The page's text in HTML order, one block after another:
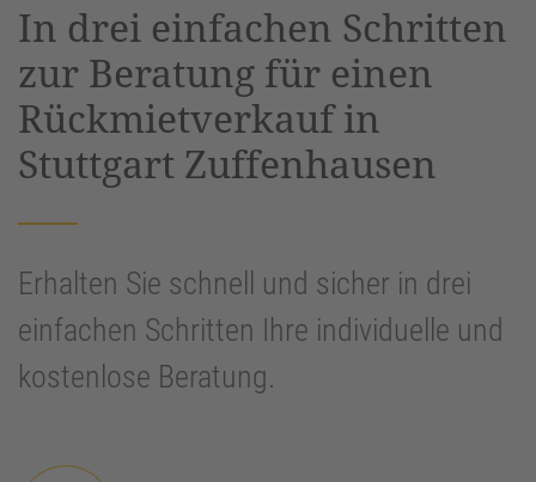
Management Platform&eRecht24
In drei einfachen Schritten
zur Beratung für einen
Rückmietverkauf in
Stuttgart Zuffenhausen
Erhalten Sie schnell und sicher in drei
einfachen Schritten Ihre individuelle und
kostenlose Beratung.